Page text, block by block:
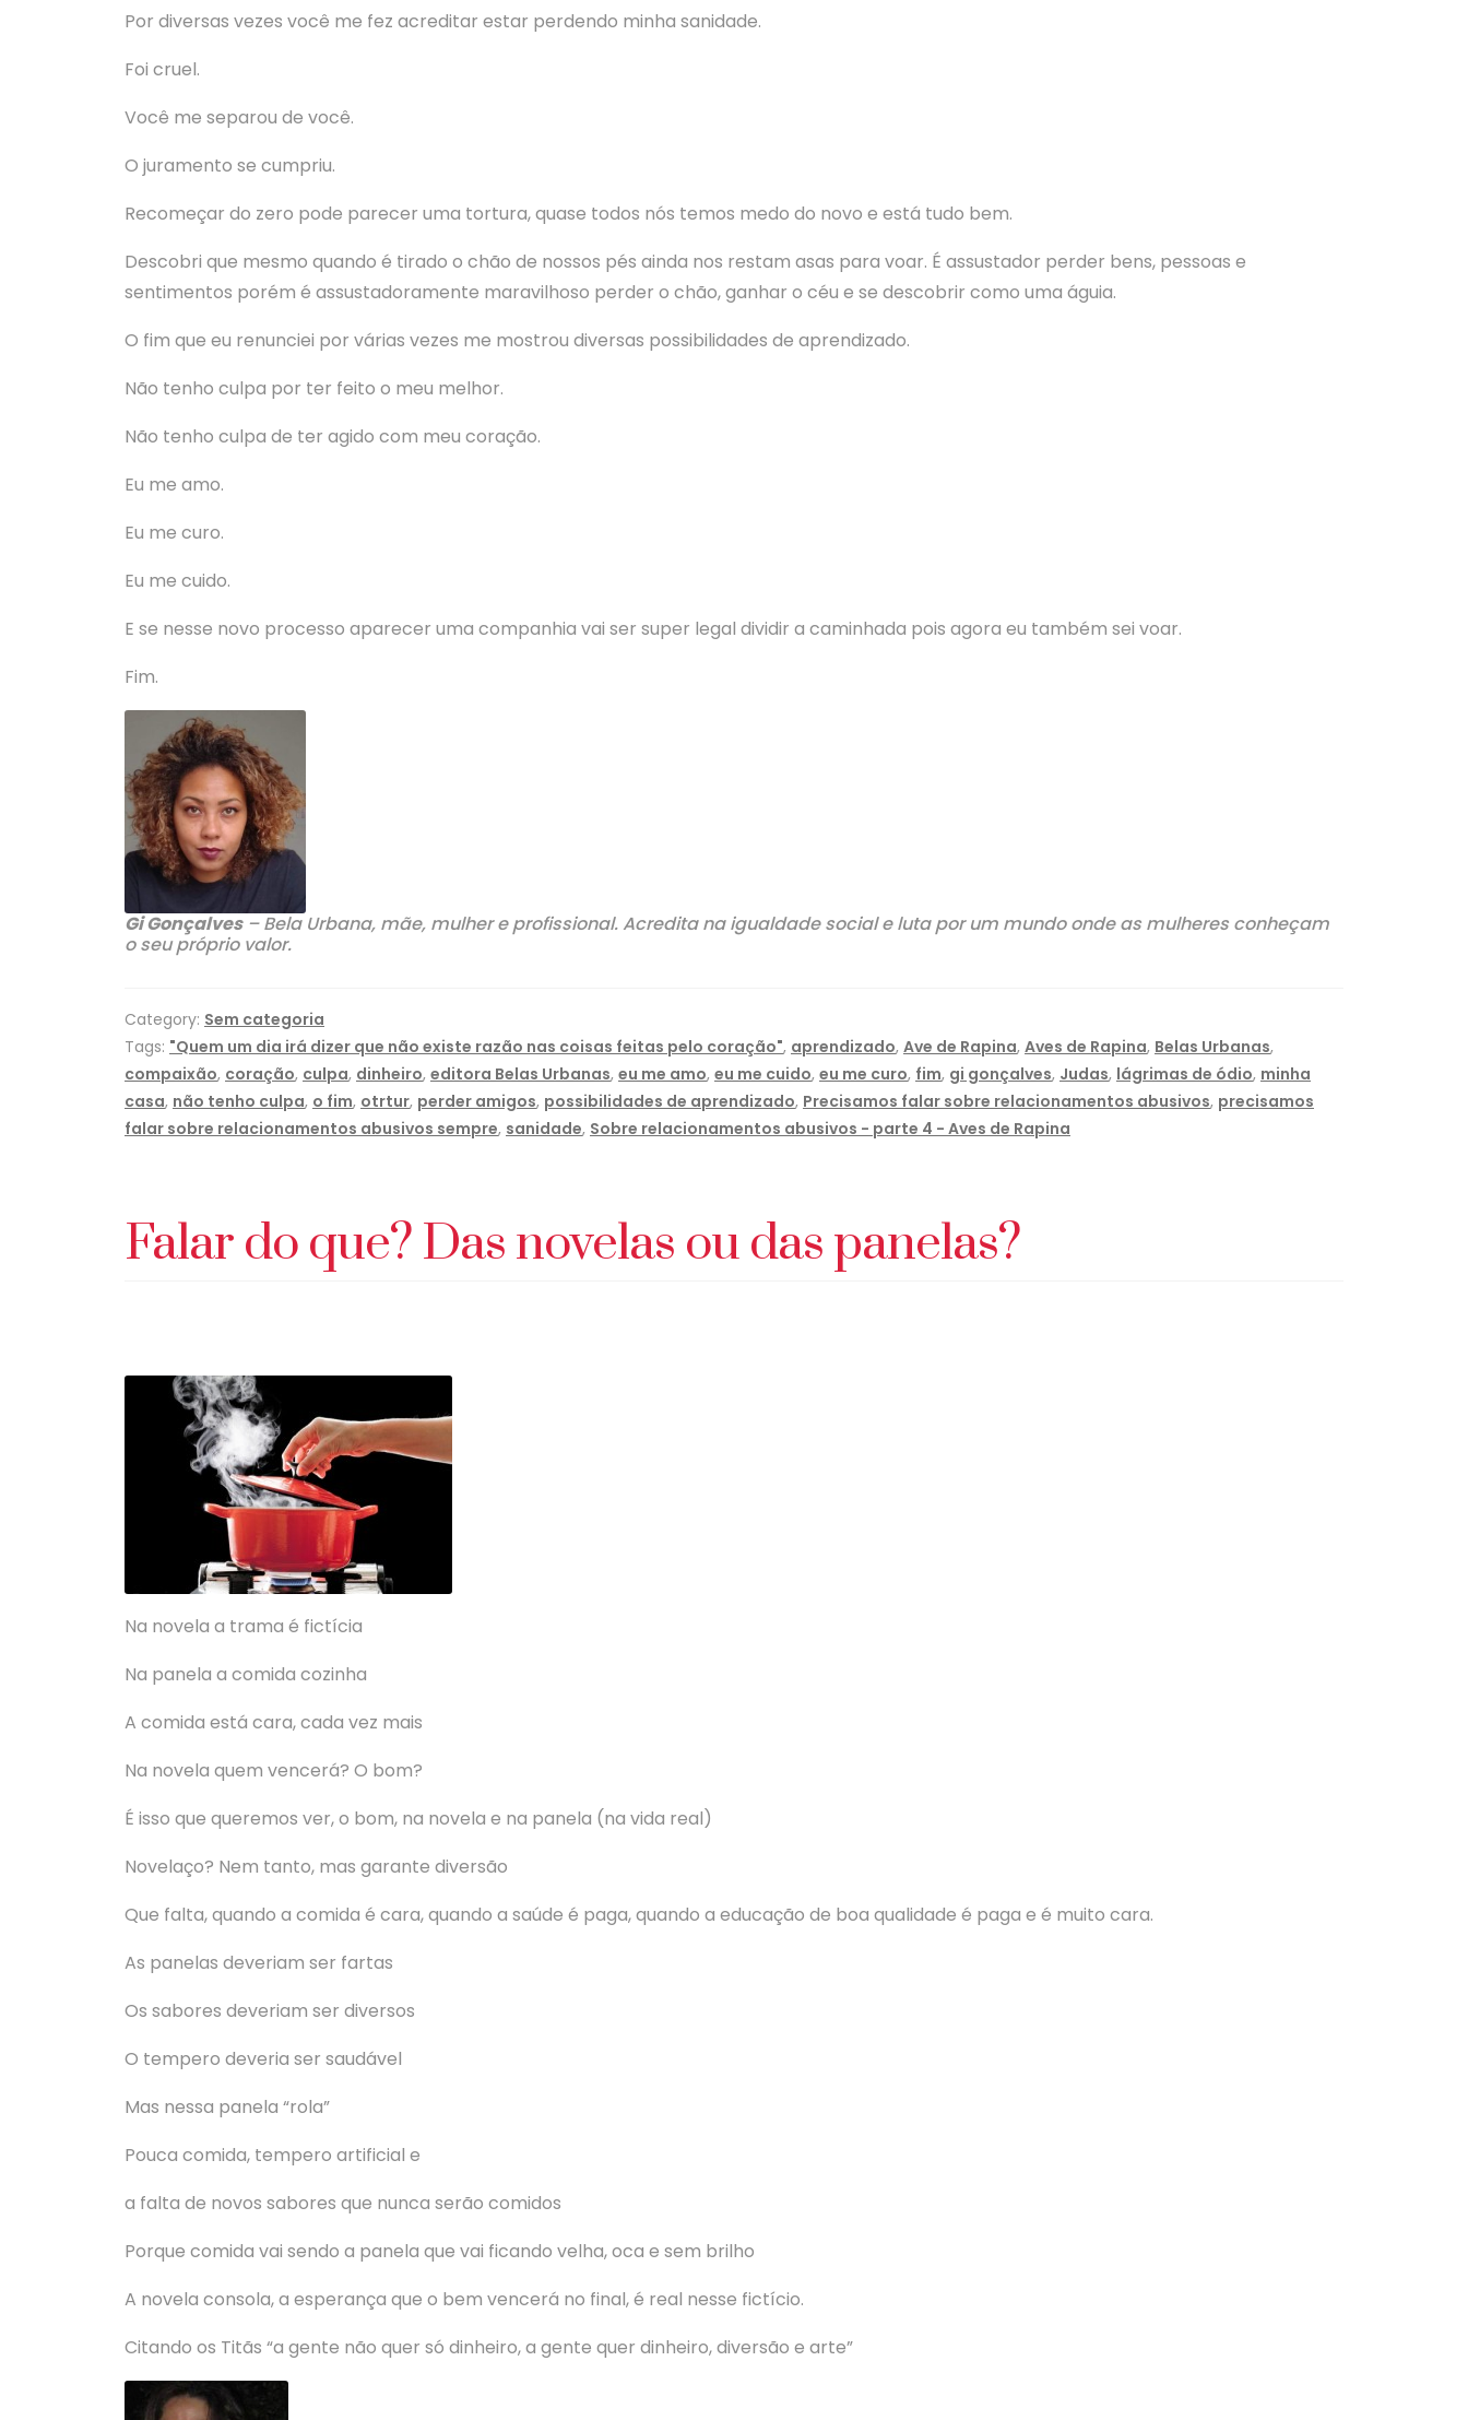
Por diversas vezes você me fez acreditar estar perdendo minha sanidade.
Foi cruel.
Você me separou de você.
O juramento se cumpriu.
Recomeçar do zero pode parecer uma tortura, quase todos nós temos medo do novo e está tudo bem.
Descobri que mesmo quando é tirado o chão de nossos pés ainda nos restam asas para voar. É assustador perder bens, pessoas e
sentimentos porém é assustadoramente maravilhoso perder o chão, ganhar o céu e se descobrir como uma águia.
O fim que eu renunciei por várias vezes me mostrou diversas possibilidades de aprendizado.
Não tenho culpa por ter feito o meu melhor.
Não tenho culpa de ter agido com meu coração.
Eu me amo.
Eu me curo.
Eu me cuido.
E se nesse novo processo aparecer uma companhia vai ser super legal dividir a caminhada pois agora eu também sei voar.
Fim.
Gi Gonçalves– Bela Urbana, mãe, mulher e profissional. Acredita na igualdade social e luta por um mundo onde as mulheres conheçam
o seu próprio valor.
Category: Sem categoria
Tags: "Quem um dia irá dizer que não existe razão nas coisas feitas pelo coração", aprendizado, Ave de Rapina, Aves de Rapina, Belas Urbanas,
compaixão, coração, culpa, dinheiro, editora Belas Urbanas, eu me amo, eu me cuido, eu me curo, fim, gi gonçalves, Judas, lágrimas de ódio, minha
casa, não tenho culpa, o fim, otrtur, perder amigos, possibilidades de aprendizado, Precisamos falar sobre relacionamentos abusivos, precisamos
falar sobre relacionamentos abusivos sempre, sanidade, Sobre relacionamentos abusivos - parte 4 - Aves de Rapina
Falar do que? Das novelas ou das panelas?
Na novela a trama é fictícia
Na panela a comida cozinha
A comida está cara, cada vez mais
Na novela quem vencerá? O bom?
É isso que queremos ver, o bom, na novela e na panela (na vida real)
Novelaço? Nem tanto, mas garante diversão
Que falta, quando a comida é cara, quando a saúde é paga, quando a educação de boa qualidade é paga e é muito cara.
As panelas deveriam ser fartas
Os sabores deveriam ser diversos
O tempero deveria ser saudável
Mas nessa panela “rola”
Pouca comida, tempero artificial e
a falta de novos sabores que nunca serão comidos
Porque comida vai sendo a panela que vai ficando velha, oca e sem brilho
A novela consola, a esperança que o bem vencerá no final, é real nesse fictício.
Citando os Titãs “a gente não quer só dinheiro, a gente quer dinheiro, diversão e arte”